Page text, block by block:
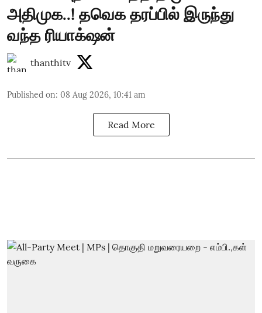
அதிமுக..! தவெக தரப்பில் இருந்து
வந்த ரியாக்‌ஷன்
thanthitv
Published on: 08 Aug 2026, 10:41 am
Read More